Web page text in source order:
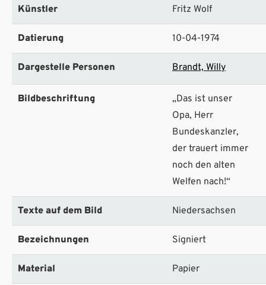
Künstler Fritz Wolf
Datierung 10-04-1974
Dargestelle Personen Brandt, Willy
Bildbeschriftung
„Das ist unser
Opa, Herr
Bundeskanzler,
der trauert immer
noch den alten
Welfen nach!“
Texte auf dem Bild Niedersachsen
Bezeichnungen Signiert
Material Papier